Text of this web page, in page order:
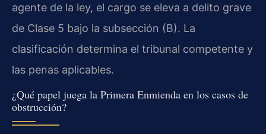
agente de la ley, el cargo se eleva a delito grave
de Clase 5 bajo la subsección (B). La
clasificación determina el tribunal competente y
las penas aplicables.
¿Qué papel juega la Primera Enmienda en los casos de
obstrucción?